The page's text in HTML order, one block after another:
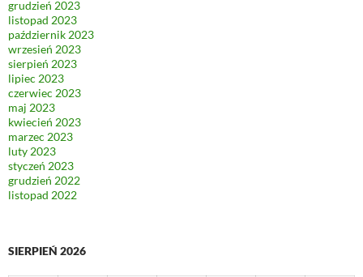
grudzień 2023
listopad 2023
październik 2023
wrzesień 2023
sierpień 2023
lipiec 2023
czerwiec 2023
maj 2023
kwiecień 2023
marzec 2023
luty 2023
styczeń 2023
grudzień 2022
listopad 2022
SIERPIEŃ 2026